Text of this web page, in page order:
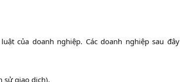
của doanh nghiệp. Các doanh nghiệp sau đây
sử giao dịch).​